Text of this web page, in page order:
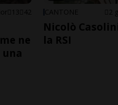
13 42
ne
CANTONE 2
Nicolò
la RSI